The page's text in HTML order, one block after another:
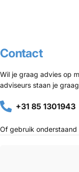
Contact
Wil je graag advies op
adviseurs staan je
+31 85 1301943
Of gebruik